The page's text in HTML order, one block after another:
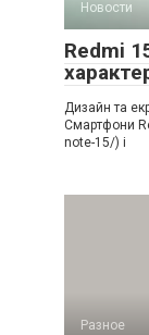
Новости
Redmi
Дизайн та
Смартфони
note-15/) і
Разное